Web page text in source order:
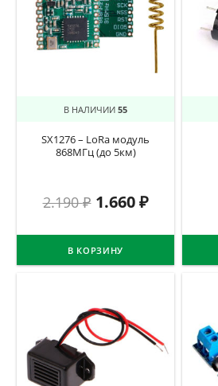
В НАЛИЧИИ 55
SX1276 – LoRa модуль
868МГц (до 5км)
2.190₽ 1.660₽
В КОРЗИНУ